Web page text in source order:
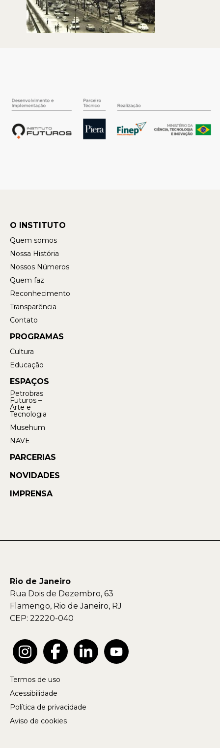
O INSTITUTO
Quem somos
Nossa História
Nossos Números
Quem faz
Reconhecimento
Transparência
Contato
PROGRAMAS
Cultura
Educação
ESPAÇOS
Petrobras
Futuros –
Arte e
Tecnologia
Musehum
NAVE
PARCERIAS
NOVIDADES
IMPRENSA
Rio de Janeiro
Rua Dois de Dezembro, 63
Flamengo, Rio de Janeiro, RJ
CEP: 22220-040
Termos de uso
Acessibilidade
Política de privacidade
Aviso de cookies